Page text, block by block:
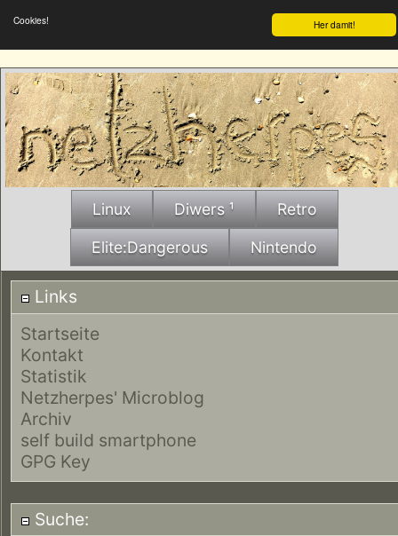
Her damit!
Cookies!
Linux Diwers ¹ Retro
Elite:Dangerous Nintendo
Links
Startseite
Kontakt
Statistik
Netzherpes' Microblog
Archiv
self build smartphone
GPG Key
Suche: